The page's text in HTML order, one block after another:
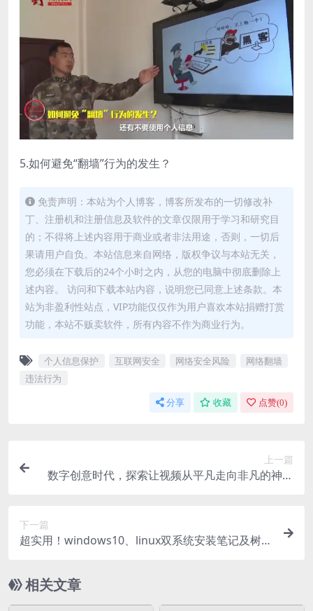
5.如何避免“翻墙”行为的发生？
免责声明：本站为个人博客，博客所发布的一切修改补
丁、注册机和注册信息及软件的文章仅限用于学习和研究目
的；不得将上述内容用于商业或者非法用途，否则，一切后
果请用户自负。本站信息来自网络，版权争议与本站无关，
您必须在下载后的24个小时之内，从您的电脑中彻底删除上
述内容。 访问和下载本站内容，说明您已同意上述条款。本
站为非盈利性站点，VIP功能仅仅作为用户喜欢本站捐赠打赏
功能，本站不贩卖软件，所有内容不作为商业行为。
个人信息保护 互联网安全 网络安全风险
网络翻墙
违法行为
分享 收藏 点赞(0)
上一篇
数字创意时代，探索让视频从平凡走向非凡的神奇
下一篇
超实用！windows10、linux双系统安装笔记及树莓
相关文章